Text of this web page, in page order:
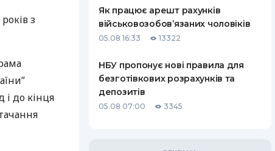
з
і до кінця
Як працює арешт рахунків
військовозобов’язаних чоловіків
05.08 16:33 13322
НБУ пропонує нові правила для
безготівкових розрахунків та
депозитів
05.08 07:00 3345